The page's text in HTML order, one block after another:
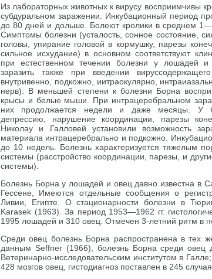
Из лабораторных животных к вирусу восприимчивы
субдуральном заражении. Инкубационный период
до 80 дней и дольше. Болеют кролики в среднем
Симптомы болезни (усталость, сонное состояние,
головы, упирание головой в кормушку, парезы
сильное исхудание) в основном соответствуют
при естественном течении болезни у лошадей
заразить также при введении
внутривенно, подкожно, иитраокулярно,
нерв). В меньшей степени к болезни Борна
крысы и белые мыши. При интрацеребральном
них продолжается недели и даже месяцы. У
депрессию, нарушение координации, парезы
Николау и Галловей установили возможность
материала интрацеребрально и подкожно.
до 10 недель. Болезнь характеризуется тяжелым
системы (расстройство координации, парезы, и
системы).
Болезнь Борна у лошадей и овец давно известна в
Гессене, Имеются отдельные сообщения о
Ливии, Египте. О стационарности болезни в
Karasek (1963). За период 1953—1962 гг.
1995 лошадей и 310 овец. Отмечен 3-летний ритм в
Среди овец болезнь Борна распространена в тех
данным Seffner (1966), болезнь Борна среди овец
Ветеринарно-исследовательским институтом в
428 мозгов овец, гистодиагноз поставлен в 245